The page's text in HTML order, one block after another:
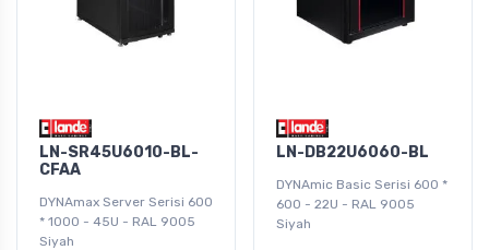
LN-SR45U6010-BL-
CFAA
DYNAmax Server Serisi 600
* 1000 - 45U - RAL 9005
Siyah
LN-DB22U6060-BL
DYNAmic Basic Serisi 600 *
600 - 22U - RAL 9005
Siyah